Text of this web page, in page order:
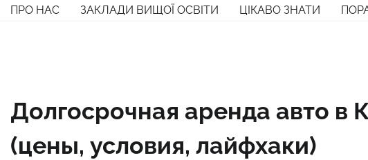
Перейти
ПРО НАС ЗАКЛАДИ ВИЩОЇ ОСВІТИ ЦІКАВО ЗНАТИ
Долгосрочная аренда авто в
(цены, условия, лайфхаки)